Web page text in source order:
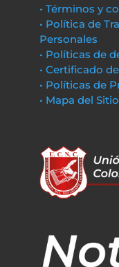
• Términos y
• Política de
Personales
• Políticas de
• Certificado
• Políticas de
• Mapa del Sitio